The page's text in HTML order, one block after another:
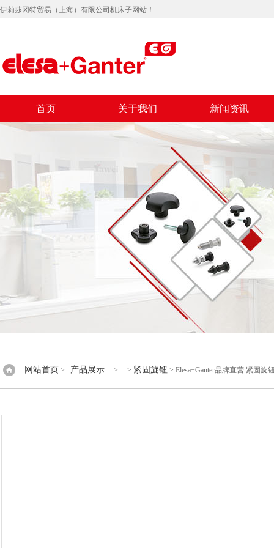
伊莉莎冈特贸易（上海）有限公司机床子网站！
首页 关于我们 新闻资讯
网站首页 > 产品展示 > > 紧固旋钮 > Elesa+Ganter品牌直营 紧固